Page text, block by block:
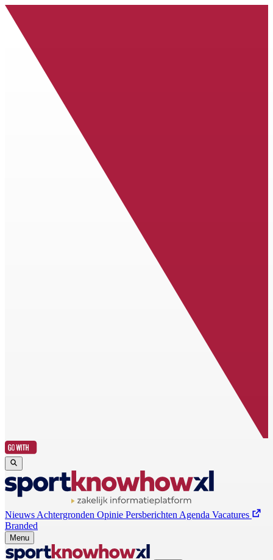
Nieuws Achtergronden Opinie Persberichten Agenda Vacatures
Branded
Menu